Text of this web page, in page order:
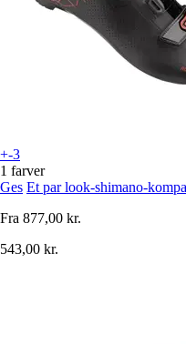
+-3
1 farver
Ges Et par look-shimano-
Fra 877,00 kr.
543,00 kr.